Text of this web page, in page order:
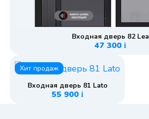
Входная дверь 82 Lea
47 300 i
Хит продаж
Входная дверь 81 Lato
55 900 i